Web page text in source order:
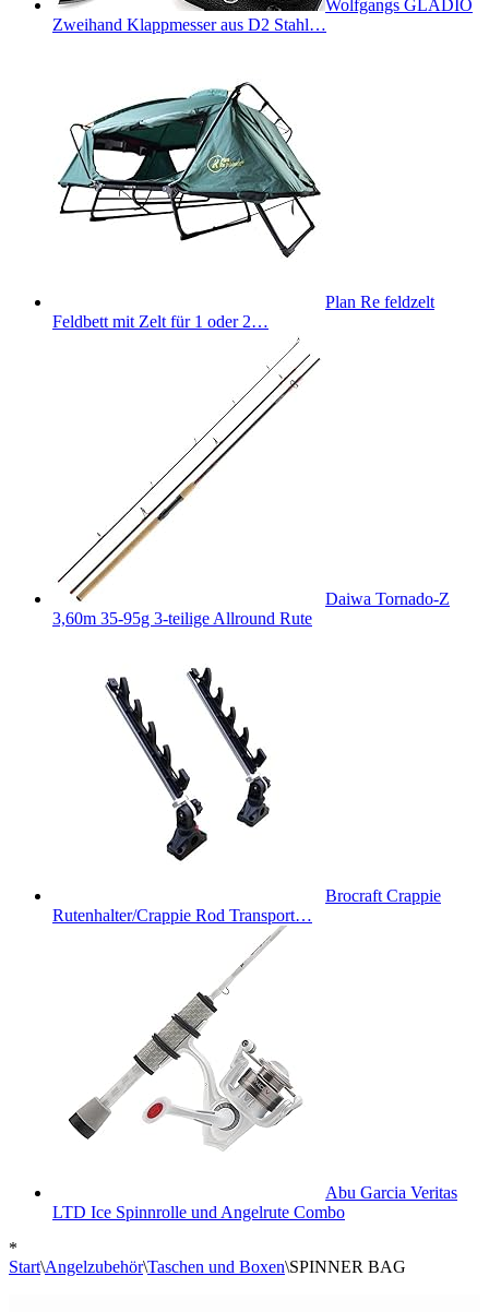
Wolfgangs GLADIO
Zweihand Klappmesser aus D2 Stahl…
Plan Re feldzelt
Feldbett mit Zelt für 1 oder 2…
Daiwa Tornado-Z
3,60m 35-95g 3-teilige Allround Rute
Brocraft Crappie
Rutenhalter/Crappie Rod Transport…
Abu Garcia Veritas
LTD Ice Spinnrolle und Angelrute Combo
*
Start\Angelzubehör\Taschen und Boxen\SPINNER BAG